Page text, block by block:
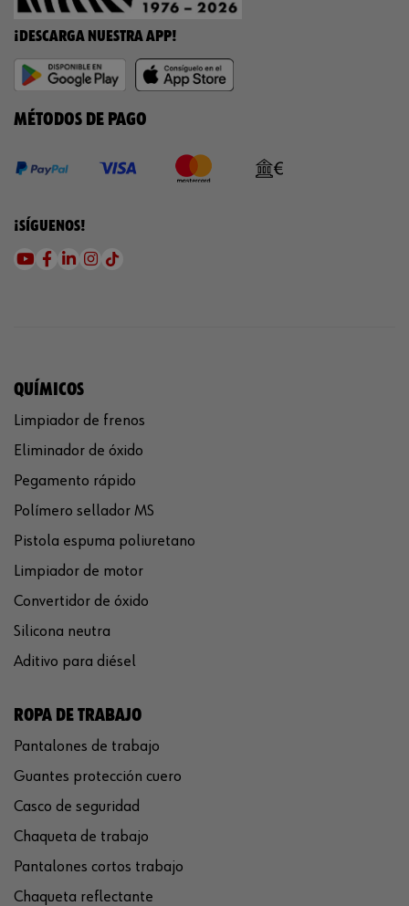
¡DESCARGA NUESTRA APP!
MÉTODOS DE PAGO
¡SÍGUENOS!
QUÍMICOS
Limpiador de frenos
Eliminador de óxido
Pegamento rápido
Polímero sellador MS
Pistola espuma poliuretano
Limpiador de motor
Convertidor de óxido
Silicona neutra
Aditivo para diésel
ROPA DE TRABAJO
Pantalones de trabajo
Guantes protección cuero
Casco de seguridad
Chaqueta de trabajo
Pantalones cortos trabajo
Chaqueta reflectante